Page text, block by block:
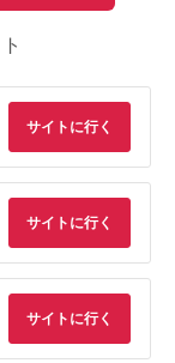
サイトに行く
サイトに行く
サイトに行く